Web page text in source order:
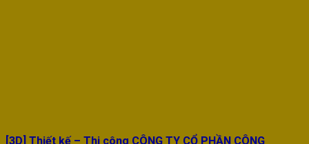
[3D] Thiết kế – Thi công CÔNG TY CỔ PHẦN CÔNG